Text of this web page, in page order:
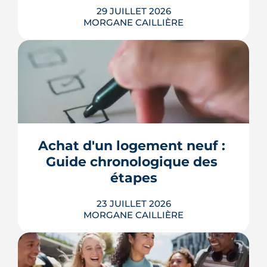
d’acquisition. Très efficace,
recommande vivement !
29 JUILLET 2026
MORGANE CAILLIÈRE
Combien rapporte une place de
parking à Bordeaux ? Prix de location
par quartier, calcul du rendement,
louer.
LIRE L'ARTICLE
Achat d'un logement neuf :
Guide chronologique des
étapes
23 JUILLET 2026
MORGANE CAILLIÈRE